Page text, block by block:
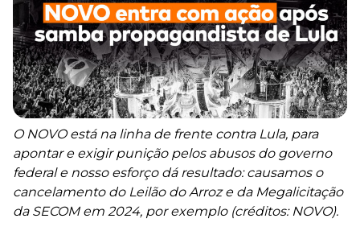
O NOVO está na linha de frente contra Lula, para
apontar e exigir punição pelos abusos do governo
federal e nosso esforço dá resultado: causamos o
cancelamento do Leilão do Arroz e da Megalicitação
da SECOM em 2024, por exemplo (créditos: NOVO).